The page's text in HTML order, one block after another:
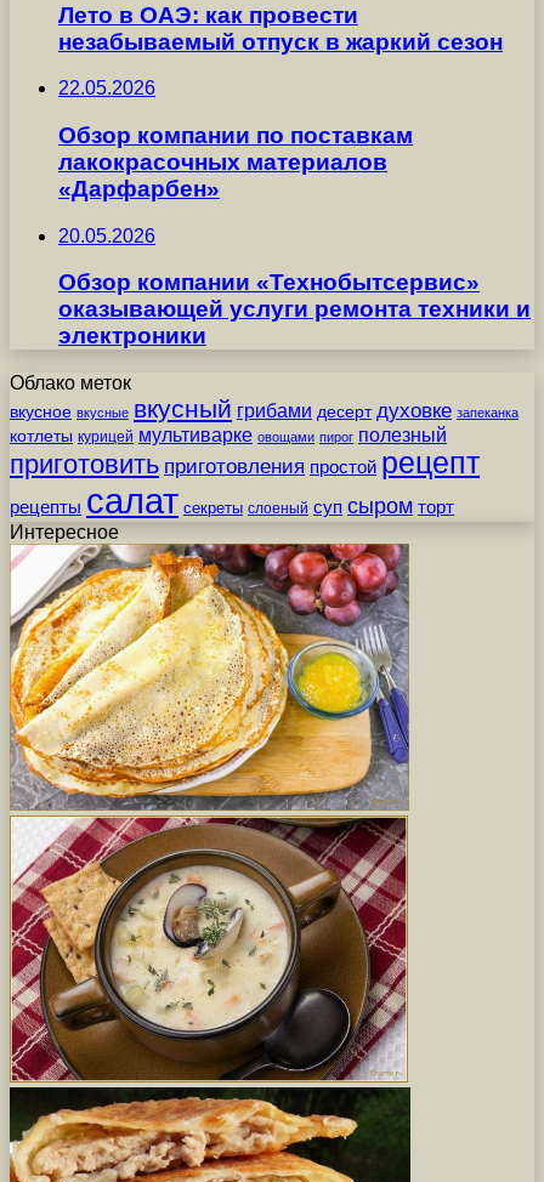
Лето в ОАЭ: как провести
незабываемый отпуск в жаркий сезон
22.05.2026
Обзор компании по поставкам
лакокрасочных материалов
«Дарфарбен»
20.05.2026
Обзор компании «Технобытсервис»
оказывающей услуги ремонта техники и
электроники
Облако меток
вкусное вкусные вкусный грибами десерт духовке запеканка
котлеты курицей мультиварке овощами пирог полезный
приготовить приготовления простой рецепт
рецепты салат секреты слоеный суп сыром торт
Интересное